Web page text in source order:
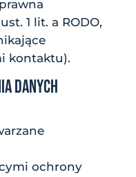
1 lit. a RODO,
kontaktu).
DANYCH
ochrony